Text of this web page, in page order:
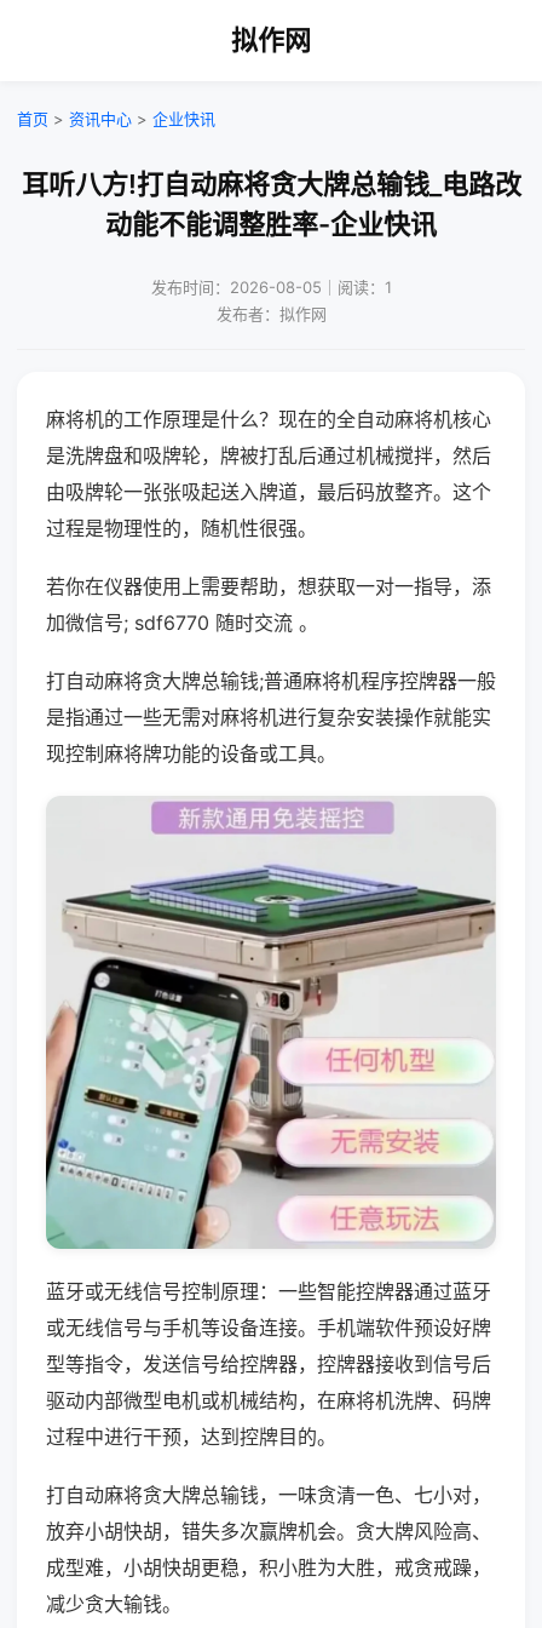
拟作网
首页 > 资讯中心 > 企业快讯
耳听八方!打自动麻将贪大牌总输钱_电路改
动能不能调整胜率-企业快讯
发布时间：2026-08-05｜阅读：1
发布者：拟作网
麻将机的工作原理是什么？现在的全自动麻将机核心
是洗牌盘和吸牌轮，牌被打乱后通过机械搅拌，然后
由吸牌轮一张张吸起送入牌道，最后码放整齐。这个
过程是物理性的，随机性很强。
若你在仪器使用上需要帮助，想获取一对一指导，添
加微信号; sdf6770 随时交流 。
打自动麻将贪大牌总输钱;普通麻将机程序控牌器一般
是指通过一些无需对麻将机进行复杂安装操作就能实
现控制麻将牌功能的设备或工具。
蓝牙或无线信号控制原理：一些智能控牌器通过蓝牙
或无线信号与手机等设备连接。手机端软件预设好牌
型等指令，发送信号给控牌器，控牌器接收到信号后
驱动内部微型电机或机械结构，在麻将机洗牌、码牌
过程中进行干预，达到控牌目的。
打自动麻将贪大牌总输钱，一味贪清一色、七小对，
放弃小胡快胡，错失多次赢牌机会。贪大牌风险高、
成型难，小胡快胡更稳，积小胜为大胜，戒贪戒躁，
减少贪大输钱。